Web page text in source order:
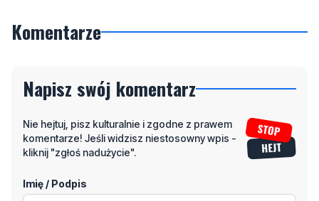
Komentarze
Napisz swój komentarz
Nie hejtuj, pisz kulturalnie i zgodne z prawem
komentarze! Jeśli widzisz niestosowny wpis -
kliknij "zgłoś nadużycie".
Imię / Podpis